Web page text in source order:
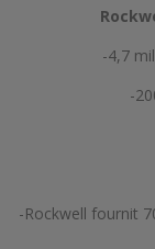
-4,7
-
-Rockwell fournit